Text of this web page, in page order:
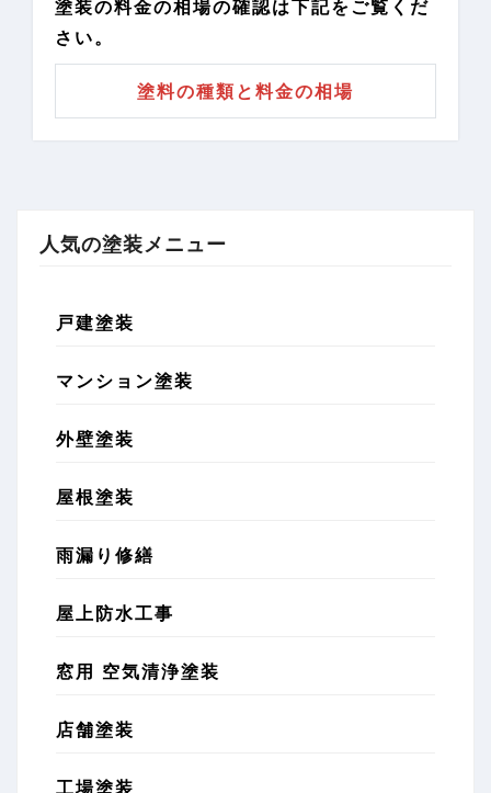
塗装の料金の相場の確認は下記をご覧くだ
さい。
塗料の種類と料金の相場
人気の塗装メニュー
戸建塗装
マンション塗装
外壁塗装
屋根塗装
雨漏り修繕
屋上防水工事
窓用 空気清浄塗装
店舗塗装
工場塗装